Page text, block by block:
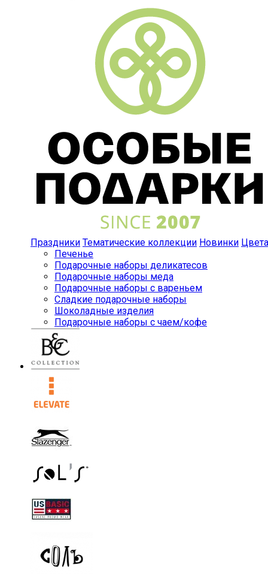
Праздники Тематические коллекции Новинки Цвета
Печенье
Подарочные наборы деликатесов
Подарочные наборы меда
Подарочные наборы с вареньем
Сладкие подарочные наборы
Шоколадные изделия
Подарочные наборы с чаем/кофе